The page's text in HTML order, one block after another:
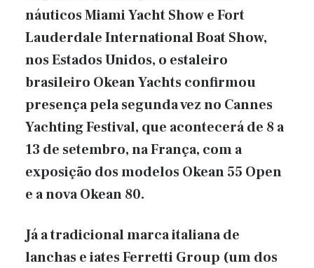
náuticos Miami Yacht Show e Fort
Lauderdale International Boat Show,
nos Estados Unidos, o estaleiro
brasileiro Okean Yachts confirmou
presença pela segunda vez no Cannes
Yachting Festival, que acontecerá de 8 a
13 de setembro, na França, com a
exposição dos modelos Okean 55 Open
e a nova Okean 80.
Já a tradicional marca italiana de
lanchas e iates Ferretti Group (um dos